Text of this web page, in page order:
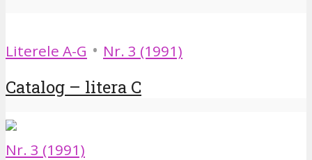
Literele A-G • Nr. 3 (1991)
Catalog – litera C
Nr. 3 (1991)